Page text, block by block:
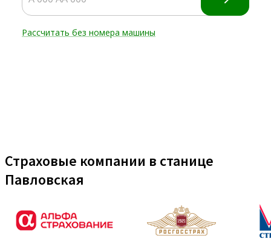
Страховые компании в станице
Павловская